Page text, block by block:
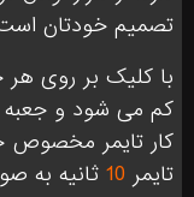
تصمیم خودتان
با کلیک بر روی
کم می شود و جعبه
کار تایمر مخصوص
تایمر 10 ثانیه به